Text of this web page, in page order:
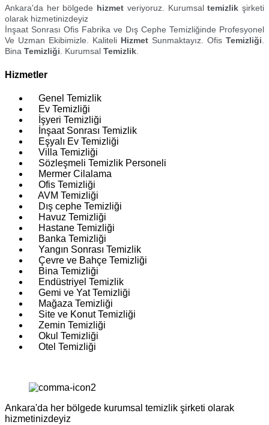
Ankara'da her bölgede hizmet veriyoruz. Kurumsaltemizlik şirketi
olarak hizmetinizdeyiz
İnşaat Sonrası Ofis Fabrika ve Dış Cephe Temizliğinde Profesyonel
Ve Uzman Ekibimizle. Kaliteli Hizmet Sunmaktayız. Ofis Temizliği.
Bina Temizliği. Kurumsal Temizlik.
Hizmetler
Genel Temizlik
Ev Temizliği
İşyeri Temizliği
İnşaat Sonrası Temizlik
Eşyalı Ev Temizliği
Villa Temizliği
Sözleşmeli Temizlik Personeli
Mermer Cilalama
Ofis Temizliği
AVM Temizliği
Dış cephe Temizliği
Havuz Temizliği
Hastane Temizliği
Banka Temizliği
Yangın Sonrası Temizlik
Çevre ve Bahçe Temizliği
Bina Temizliği
Endüstriyel Temizlik
Gemi ve Yat Temizliği
Mağaza Temizliği
Site ve Konut Temizliği
Zemin Temizliği
Okul Temizliği
Otel Temizliği
Ankara'da her bölgede kurumsal temizlik şirketi olarak
hizmetinizdeyiz